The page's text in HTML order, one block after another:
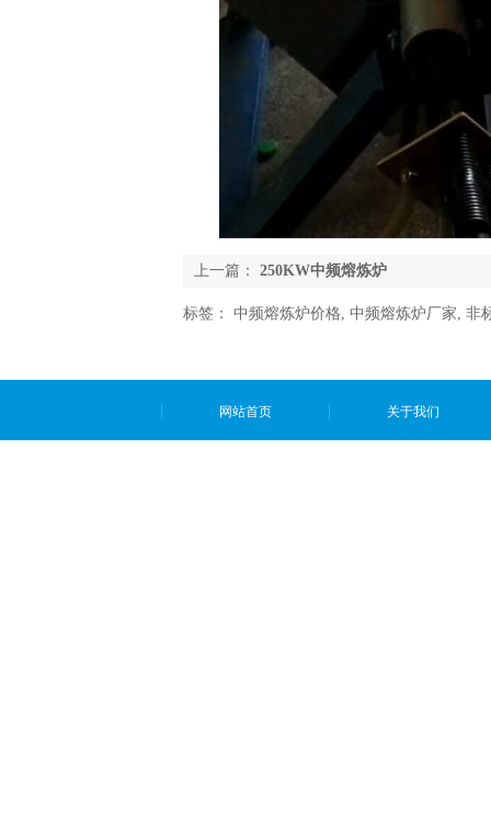
上一篇： 250KW中频熔炼炉
标签： 中频熔炼炉价格, 中频熔炼炉厂家, 非
网站首页 关于我们